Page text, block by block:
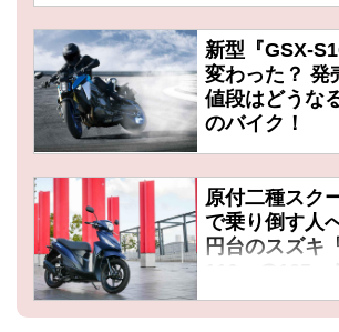
新型『GSX-
変わった？ 発
値段はどうな
のバイク！
原付二種スク
で乗り倒す人
円台のスズキ
110』の
ットって？【
Address110